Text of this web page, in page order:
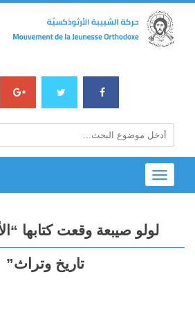
Toggle
navigation
لولو صيبعة وقعت كتابها
تاريخ وتراث”